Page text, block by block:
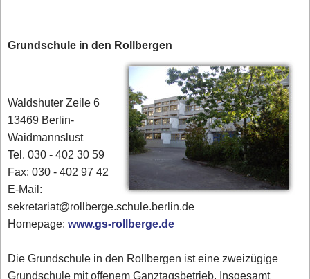
Grundschule in den Rollbergen
Waldshuter Zeile 6
13469 Berlin-
Waidmannslust
Tel. 030 - 402 30 59
Fax: 030 - 402 97 42
E-Mail:
sekretariat@rollberge.schule.berlin.de
Homepage:www.gs-rollberge.de
Die Grundschule in den Rollbergen ist eine zweizügige